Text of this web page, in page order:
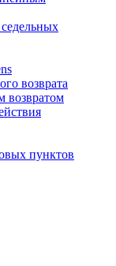
возврата
возвратом
пунктов